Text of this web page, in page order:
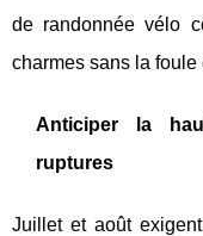
de randonnée vélo
charmes sans la foule
Anticiper la
ruptures
Juillet et août